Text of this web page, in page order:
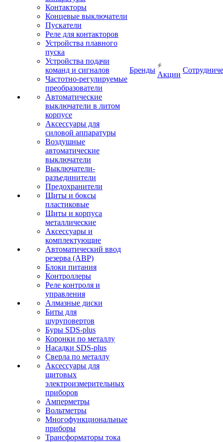
Контакторы
Концевые выключатели
Пускатели
Реле для контакторов
Устройства плавного
пуска
Устройства подачи
команд и сигналов
Частотно-регулируемые
преобразователи
Автоматические
выключатели в литом
корпусе
Аксессуары для
силовой аппаратуры
Воздушные
автоматические
выключатели
Выключатели-
разъединители
Предохранители
Щиты и боксы
пластиковые
Щиты и корпуса
металлические
Аксессуары и
комплектующие
Автоматический ввод
резерва (АВР)
Блоки питания
Контроллеры
Реле контроля и
управления
Алмазные диски
Биты для
шуруповертов
Буры SDS-plus
Коронки по металлу
Насадки SDS-plus
Сверла по металлу
Аксессуары для
щитовых
электроизмерительных
приборов
Амперметры
Вольтметры
Многофункциональные
приборы
Трансформаторы тока
Бренды
Акции